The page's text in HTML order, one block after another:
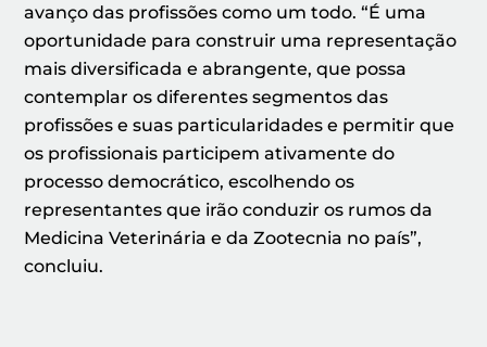
avanço das profissões como um todo. “É uma
oportunidade para construir uma representação
mais diversificada e abrangente, que possa
contemplar os diferentes segmentos das
profissões e suas particularidades e permitir que
os profissionais participem ativamente do
processo democrático, escolhendo os
representantes que irão conduzir os rumos da
Medicina Veterinária e da Zootecnia no país”,
concluiu.